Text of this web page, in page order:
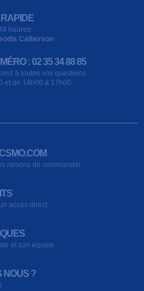
heures
Calberson
: 02 35 34 88 85
à toutes vos questions
et de 14h00 à 17h00
raisons de commander
accès direct
et son équipe
NOUS ?